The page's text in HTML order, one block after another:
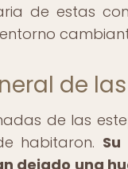
de estas
de
de las
habitaron.
dejado una